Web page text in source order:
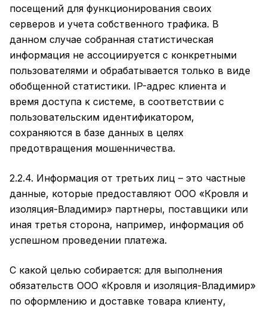
посещений для функционирования своих
серверов и учета собственного трафика. В
данном случае собранная статистическая
информация не ассоциируется с конкретными
пользователями и обрабатывается только в виде
обобщенной статистики. IP-адрес клиента и
время доступа к системе, в соответствии с
пользовательским идентификатором,
сохраняются в базе данных в целях
предотвращения мошенничества.
2.2.4. Информация от третьих лиц – это частные
данные, которые предоставляют ООО «Кровля и
изоляция-Владимир» партнеры, поставщики или
иная третья сторона, например, информация об
успешном проведении платежа.
С какой целью собирается: для выполнения
обязательств ООО «Кровля и изоляция-Владимир»
по оформлению и доставке товара клиенту,